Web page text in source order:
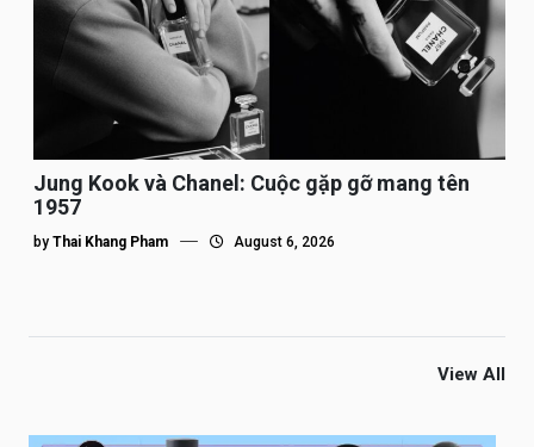
Jung Kook và Chanel: Cuộc gặp gỡ mang tên
1957
by Thai Khang Pham August 6, 2026
View All